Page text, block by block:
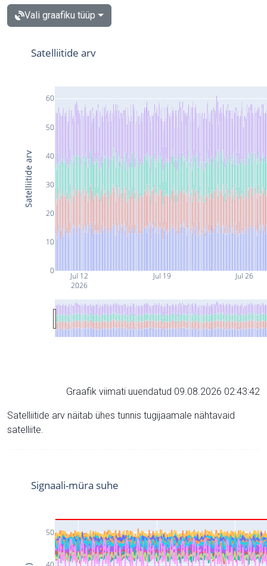
Vali graafiku tüüp
Jul 12
2026
Jul 19 Jul 26
0
10
20
30
40
50
60
Satelliitide arv
Satelliitide arv
Graafik viimati uuendatud 09.08.2026 02:43:42
Satelliitide arv näitab ühes tunnis tugijaamale nähtavaid
satelliite.
50
Signaali-müra suhe